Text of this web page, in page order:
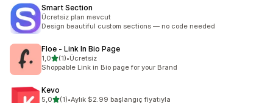
Smart Section
Ücretsiz plan mevcut
Design beautiful custom sections — no code needed
Floe ‑ Link In Bio Page
1,05 yıldız üzerinden
(1)
toplam 1 değerlendirme
•Ücretsiz
Shoppable Link in Bio page for your Brand
Kevo
5,05 yıldız üzerinden
(1)•Aylık $2.99 başlangıç fiyatıyla